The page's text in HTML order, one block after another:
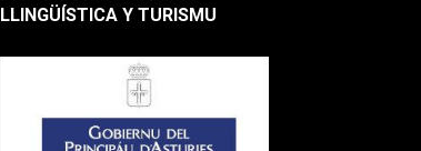
LLINGÜÍSTICA Y TURISMU